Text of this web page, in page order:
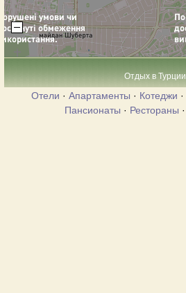
Отдых в Турции
Отели · Апартаменты · Котеджи ·
Пансионаты · Рестораны ·